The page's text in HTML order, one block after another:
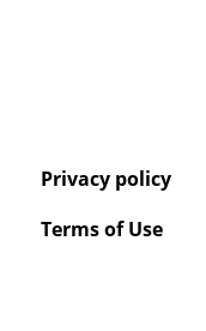
Privacy policy
Terms of Use